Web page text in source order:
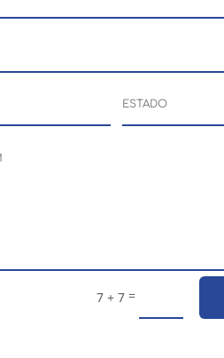
7 + 7=